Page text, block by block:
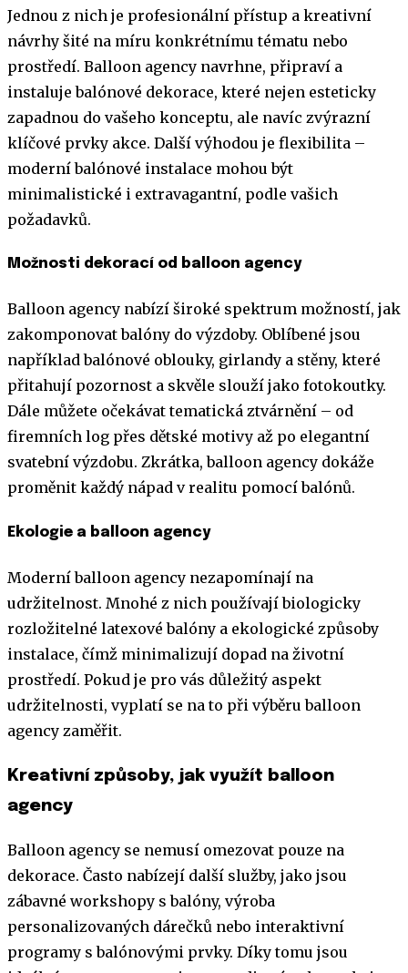
Jednou z nich je profesionální přístup a kreativní
návrhy šité na míru konkrétnímu tématu nebo
prostředí. Balloon agency navrhne, připraví a
instaluje balónové dekorace, které nejen esteticky
zapadnou do vašeho konceptu, ale navíc zvýrazní
klíčové prvky akce. Další výhodou je flexibilita –
moderní balónové instalace mohou být
minimalistické i extravagantní, podle vašich
požadavků.
Možnosti dekorací od balloon agency
Balloon agency nabízí široké spektrum možností, jak
zakomponovat balóny do výzdoby. Oblíbené jsou
například balónové oblouky, girlandy a stěny, které
přitahují pozornost a skvěle slouží jako fotokoutky.
Dále můžete očekávat tematická ztvárnění – od
firemních log přes dětské motivy až po elegantní
svatební výzdobu. Zkrátka, balloon agency dokáže
proměnit každý nápad v realitu pomocí balónů.
Ekologie a balloon agency
Moderní balloon agency nezapomínají na
udržitelnost. Mnohé z nich používají biologicky
rozložitelné latexové balóny a ekologické způsoby
instalace, čímž minimalizují dopad na životní
prostředí. Pokud je pro vás důležitý aspekt
udržitelnosti, vyplatí se na to při výběru balloon
agency zaměřit.
Kreativní způsoby, jak využít balloon
agency
Balloon agency se nemusí omezovat pouze na
dekorace. Často nabízejí další služby, jako jsou
zábavné workshopy s balóny, výroba
personalizovaných dárečků nebo interaktivní
programy s balónovými prvky. Díky tomu jsou